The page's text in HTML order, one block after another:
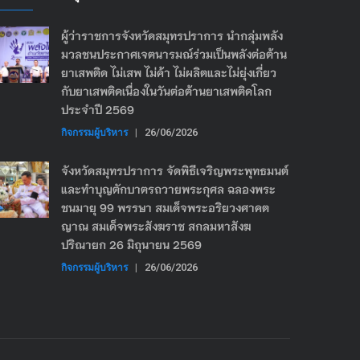
ผู้ว่าราชการจังหวัดสมุทรปราการ นำกลุ่มพลัง
มวลชนประกาศเจตนารมณ์ร่วมเป็นพลังต่อต้าน
ยาเสพติด ไม่เสพ ไม่ค้า ไม่ผลิตและไม่ยุ่งเกี่ยว
กับยาเสพติดเนื่องในวันต่อต้านยาเสพติดโลก
ประจำปี 2569
กิจกรรมผู้บริหาร | 26/06/2026
จังหวัดสมุทรปราการ จัดพิธีเจริญพระพุทธมนต์
และทำบุญตักบาตรถวายพระกุศล ฉลองพระ
ชนมายุ 99 พรรษา สมเด็จพระอริยวงศาคต
ญาณ สมเด็จพระสังฆราช สกลมหาสังฆ
ปริณายก 26 มิถุนายน 2569
กิจกรรมผู้บริหาร | 26/06/2026